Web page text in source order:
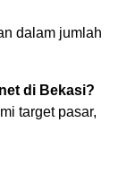
dalam jumlah
di Bekasi?
target pasar,